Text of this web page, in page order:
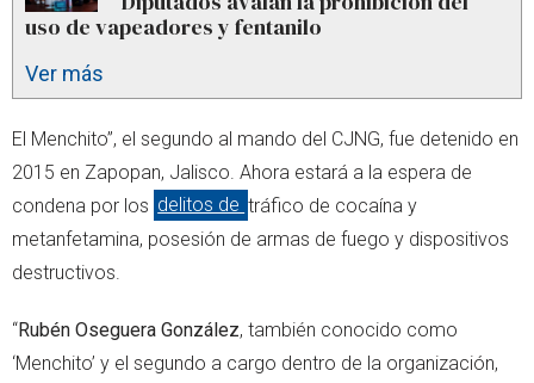
uso de vapeadores y fentanilo
Ver más
El Menchito”, el segundo al mando del CJNG, fue detenido en
2015 en Zapopan, Jalisco. Ahora estará a la espera de
condena por los delitos de tráfico de cocaína y
metanfetamina, posesión de armas de fuego y dispositivos
destructivos.
“Rubén Oseguera González, también conocido como
‘Menchito’ y el segundo a cargo dentro de la organización,